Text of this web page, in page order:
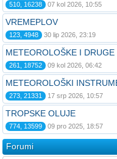
510, 16238 07 kol 2026, 10:55
VREMEPLOV
123, 4948 30 lip 2026, 23:19
METEOROLOŠKE I
261, 18752 09 kol 2026, 06:42
METEOROLOŠKI
273, 21331 17 srp 2026, 10:57
TROPSKE OLUJE
774, 13599 09 pro 2025, 18:57
Forumi